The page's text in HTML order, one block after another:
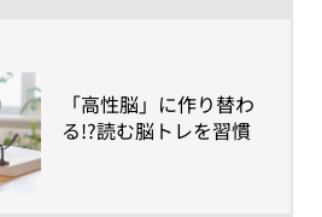
​「高性脳」に作り替わ
る!?読む脳トレを習慣